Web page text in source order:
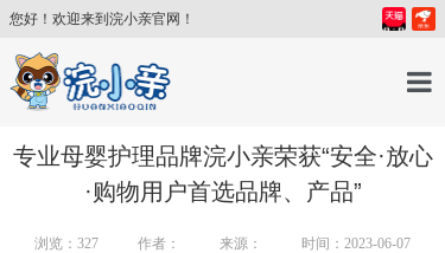
您好！欢迎来到浣小亲官网！
专业母婴护理品牌浣小亲荣获“安全·放心
·购物用户首选品牌、产品”
浏览： 327 作者： 来源：
时间：2023-06-07